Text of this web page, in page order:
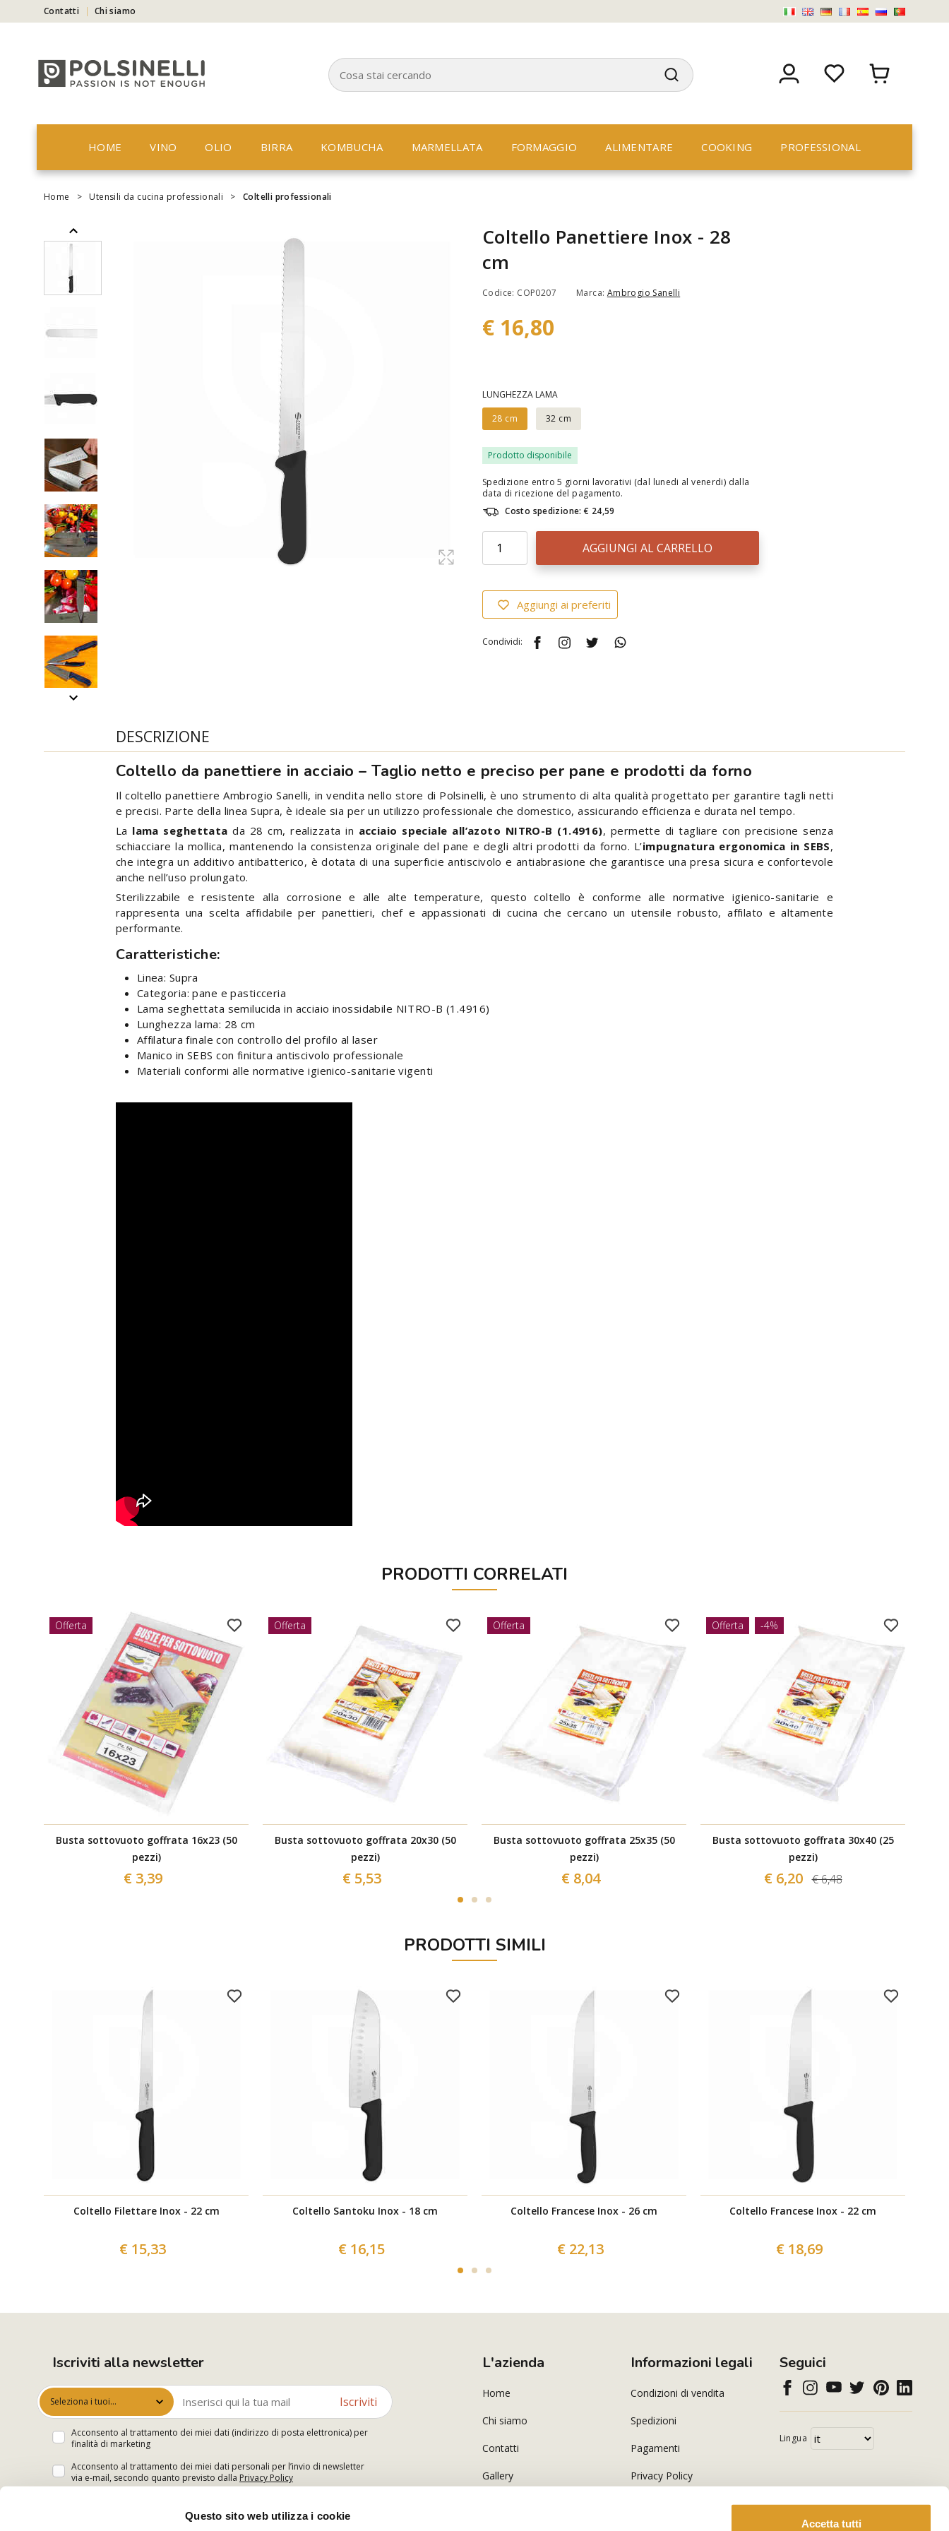
Questo sito web utilizza i cookie
Accetta tutti
Contatti Chi siamo
HOME VINO OLIO BIRRA KOMBUCHA MARMELLATA FORMAGGIO ALIMENTARE COOKING PROFESSIONAL
Home > Utensili da cucina professionali > Coltelli professionali
Coltello Panettiere Inox - 28
cm
Codice: COP0207 Marca: Ambrogio Sanelli
€ 16,80
LUNGHEZZA LAMA
28 cm
32 cm
Prodotto disponibile
Spedizione entro 5 giorni lavorativi (dal lunedi al venerdi) dalla
data di ricezione del pagamento.
Costo spedizione: € 24,59
AGGIUNGI AL CARRELLO
Aggiungi ai preferiti
Condividi:
DESCRIZIONE
Coltello da panettiere in acciaio – Taglio netto e preciso per pane e prodotti da forno
Il coltello panettiere Ambrogio Sanelli, in vendita nello store di Polsinelli, è uno strumento di alta qualità progettato per garantire tagli netti
e precisi. Parte della linea Supra, è ideale sia per un utilizzo professionale che domestico, assicurando efficienza e durata nel tempo.
La lama seghettata da 28 cm, realizzata in acciaio speciale all’azoto NITRO-B (1.4916), permette di tagliare con precisione senza
schiacciare la mollica, mantenendo la consistenza originale del pane e degli altri prodotti da forno. L’impugnatura ergonomica in SEBS,
che integra un additivo antibatterico, è dotata di una superficie antiscivolo e antiabrasione che garantisce una presa sicura e confortevole
anche nell’uso prolungato.
Sterilizzabile e resistente alla corrosione e alle alte temperature, questo coltello è conforme alle normative igienico-sanitarie e
rappresenta una scelta affidabile per panettieri, chef e appassionati di cucina che cercano un utensile robusto, affilato e altamente
performante.
Caratteristiche:
Linea: Supra
Categoria: pane e pasticceria
Lama seghettata semilucida in acciaio inossidabile NITRO-B (1.4916)
Lunghezza lama: 28 cm
Affilatura finale con controllo del profilo al laser
Manico in SEBS con finitura antiscivolo professionale
Materiali conformi alle normative igienico-sanitarie vigenti
PRODOTTI CORRELATI
Offerta
Busta sottovuoto goffrata 16x23 (50
pezzi)
€ 3,39
Offerta
Busta sottovuoto goffrata 20x30 (50
pezzi)
€ 5,53
Offerta
Busta sottovuoto goffrata 25x35 (50
pezzi)
€ 8,04
Offerta -4%
Busta sottovuoto goffrata 30x40 (25
pezzi)
€ 6,20 € 6,48
PRODOTTI SIMILI
Coltello Filettare Inox - 22 cm
€ 15,33
Coltello Santoku Inox - 18 cm
€ 16,15
Coltello Francese Inox - 26 cm
€ 22,13
Coltello Francese Inox - 22 cm
€ 18,69
Iscriviti alla newsletter
Seleziona i tuoi
interessi
Iscriviti
Acconsento al trattamento dei miei dati (indirizzo di posta elettronica) per
finalità di marketing
Acconsento al trattamento dei miei dati personali per l’invio di newsletter
via e-mail, secondo quanto previsto dalla Privacy Policy
L'azienda
Home
Chi siamo
Contatti
Gallery
Informazioni legali
Condizioni di vendita
Spedizioni
Pagamenti
Privacy Policy
Seguici
Lingua